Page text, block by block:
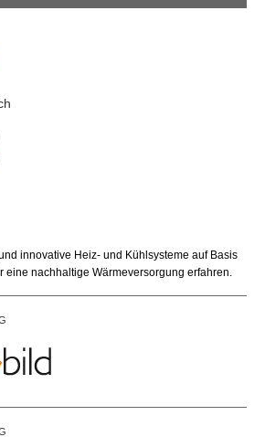
innovative Heiz- und Kühlsysteme auf Basis
eine nachhaltige Wärmeversorgung erfahren.